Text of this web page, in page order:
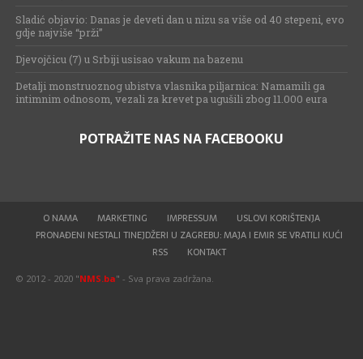
Sladić objavio: Danas je deveti dan u nizu sa više od 40 stepeni, evo
gdje najviše “prži”
Djevojčicu (7) u Srbiji usisao vakum na bazenu
Detalji monstruoznog ubistva vlasnika piljarnica: Namamili ga
intimnim odnosom, vezali za krevet pa ugušili zbog 11.000 eura
POTRAŽITE NAS NA FACEBOOKU
O NAMA MARKETING IMPRESSUM
USLOVI KORIŠTENJA
PRONAĐENI NESTALI TINEJDŽERI U ZAGREBU: MAJA I EMIR SE VRATILI KUĆI
RSS
KONTAKT
© 2012 - 2020 "NMS.ba" - Sva prava zadržana.